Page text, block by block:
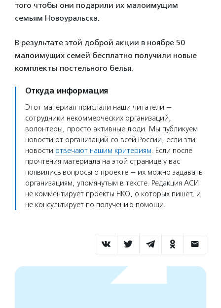
того чтобы они подарили их малоимущим
семьям Новоуральска.
В результате этой доброй акции в ноябре 50
малоимущих семей бесплатно получили новые
комплекты постельного белья.
Откуда информация
Этот материал прислали наши читатели —
сотрудники некоммерческих организаций,
волонтеры, просто активные люди. Мы публикуем
новости от организаций со всей России, если эти
новости отвечают нашим критериям. Если после
прочтения материала на этой странице у вас
появились вопросы о проекте — их можно задавать
организациям, упомянутым в тексте. Редакция АСИ
не комментирует проекты НКО, о которых пишет, и
не консультирует по получению помощи.